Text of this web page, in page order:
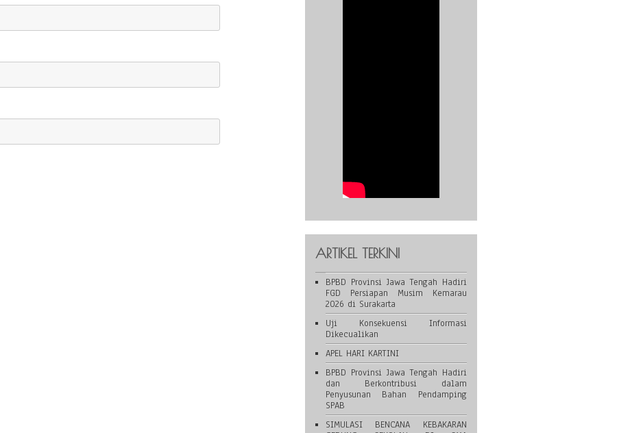
ARTIKEL TERKINI
BPBD Provinsi Jawa Tengah Hadiri
FGD Persiapan Musim Kemarau
2026 di Surakarta
Uji Konsekuensi Informasi
Dikecualikan
APEL HARI KARTINI
BPBD Provinsi Jawa Tengah Hadiri
dan Berkontribusi dalam
Penyusunan Bahan Pendamping
SPAB
SIMULASI BENCANA KEBAKARAN